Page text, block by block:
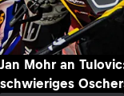
Jan Mohr an
schwieriges